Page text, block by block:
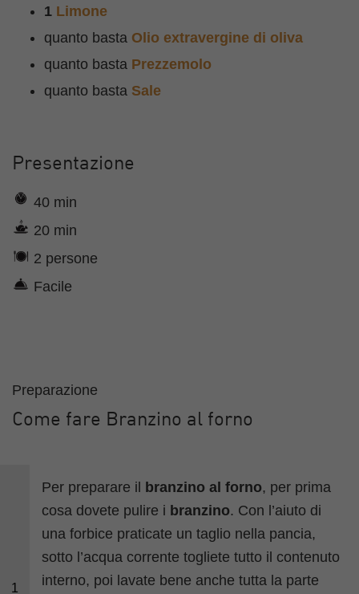
1 Limone
quanto basta Olio extravergine di oliva
quanto basta Prezzemolo
quanto basta Sale
Presentazione
40 min
20 min
2 persone
Facile
Preparazione
Come fare Branzino al forno
1
Per preparare il branzino al forno, per prima
cosa dovete pulire i branzino. Con l’aiuto di
una forbice praticate un taglio nella pancia,
sotto l’acqua corrente togliete tutto il contenuto
interno, poi lavate bene anche tutta la parte